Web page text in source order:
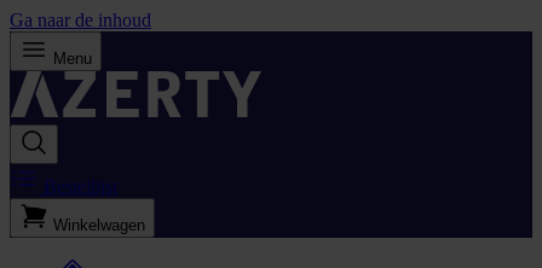
Ga naar de inhoud
Menu
Bestellijst
Winkelwagen